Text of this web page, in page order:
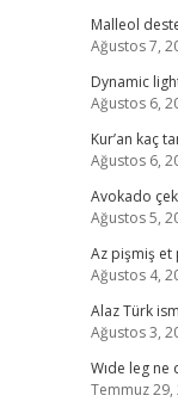
Malleol
Ağustos 7,
Dynamic
Ağustos 6,
Kur’an kaç
Ağustos 6,
Avokado
Ağustos 5,
Az pişmiş et
Ağustos 4,
Alaz Türk
Ağustos 3,
Wıde leg ne
Temmuz 29,